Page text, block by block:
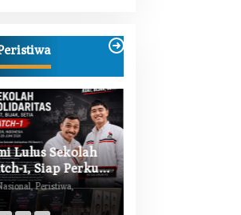
Lulus Sekolah
1, Siap Perkuat
DaerahPeristiwa,